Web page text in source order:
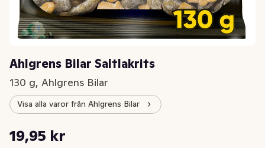
Ahlgrens Bilar Saltlakrits
130 g, Ahlgrens Bilar
Visa alla varor från Ahlgrens Bilar
19,95 kr
Styckpris: 153,46 kr /kg